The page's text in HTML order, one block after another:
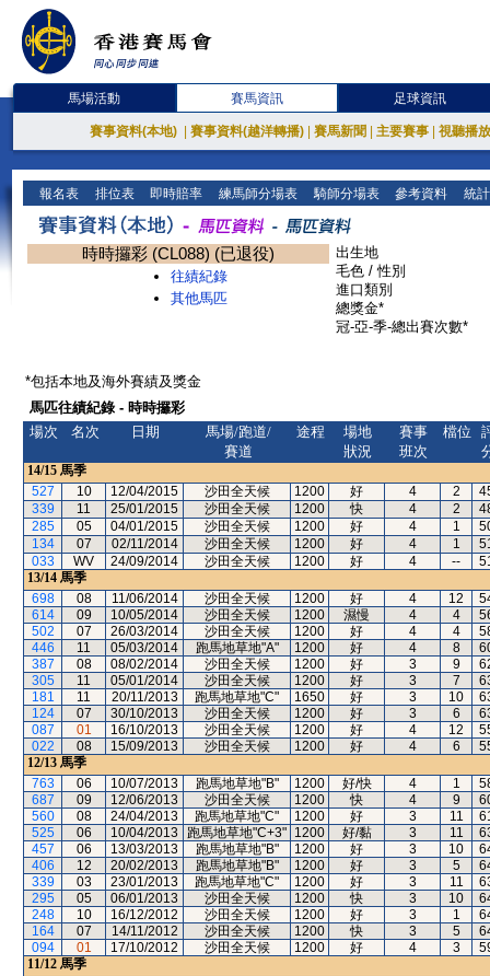
馬場活動 賽馬資訊 足球資訊
賽事資料(本地) 賽事資料(越洋轉播) 賽馬新聞 主要賽事 視聽播
報名表 排位表 即時賠率 練馬師分場表 騎師分場表 參考資料 統
時時攞彩 (CL088) (已退役)
往績紀錄
其他馬匹
出生地
毛色 / 性別
進口類別
總獎金*
冠-亞-季-總出賽次數*
*包括本地及海外賽績及獎金
馬匹往績紀錄 - 時時攞彩
場次
名次 日期
馬場/跑道/
賽道
途程
場地
狀況
賽事
班次
檔位
14/15 馬季
527
10 12/04/2015 沙田全天候 1200 好 4 2
339
11 25/01/2015 沙田全天候 1200 快 4 2
285
05 04/01/2015 沙田全天候 1200 好 4 1
134
07 02/11/2014 沙田全天候 1200 好 4 1
033
WV 24/09/2014 沙田全天候 1200 好 4 --
13/14 馬季
698
08 11/06/2014 沙田全天候 1200 好 4 12
614
09 10/05/2014 沙田全天候 1200 濕慢 4 4
502
07 26/03/2014 沙田全天候 1200 好 4 4
446
11 05/03/2014 跑馬地草地"A" 1200 好 4 8
387
08 08/02/2014 沙田全天候 1200 好 3 9
305
11 05/01/2014 沙田全天候 1200 好 3 7
181
11 20/11/2013 跑馬地草地"C" 1650 好 3 10
124
07 30/10/2013 沙田全天候 1200 好 3 6
087
01 16/10/2013 沙田全天候 1200 好 4 12
022
08 15/09/2013 沙田全天候 1200 好 4 6
12/13 馬季
763
06 10/07/2013 跑馬地草地"B" 1200 好/快 4 1
687
09 12/06/2013 沙田全天候 1200 快 4 9
560
08 24/04/2013 跑馬地草地"C" 1200 好 3 11
525
06 10/04/2013 跑馬地草地"C+3" 1200 好/黏 3 11
457
06 13/03/2013 跑馬地草地"B" 1200 好 3 10
406
12 20/02/2013 跑馬地草地"B" 1200 好 3 5
339
03 23/01/2013 跑馬地草地"C" 1200 好 3 11
295
05 06/01/2013 沙田全天候 1200 快 3 10
248
10 16/12/2012 沙田全天候 1200 好 3 1
164
07 14/11/2012 沙田全天候 1200 快 3 5
094
01 17/10/2012 沙田全天候 1200 好 4 3
11/12 馬季